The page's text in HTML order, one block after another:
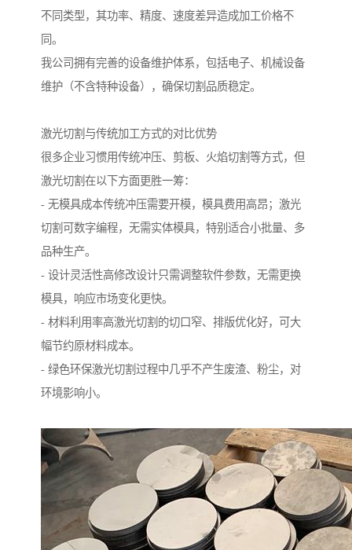
不同类型，其功率、精度、速度差异造成加工价格不
同。
我公司拥有完善的设备维护体系，包括电子、机械设备
维护（不含特种设备），确保切割品质稳定。
激光切割与传统加工方式的对比优势
很多企业习惯用传统冲压、剪板、火焰切割等方式，但
激光切割在以下方面更胜一筹：
- 无模具成本传统冲压需要开模，模具费用高昂；激光
切割可数字编程，无需实体模具，特别适合小批量、多
品种生产。
- 设计灵活性高修改设计只需调整软件参数，无需更换
模具，响应市场变化更快。
- 材料利用率高激光切割的切口窄、排版优化好，可大
幅节约原材料成本。
- 绿色环保激光切割过程中几乎不产生废渣、粉尘，对
环境影响小。